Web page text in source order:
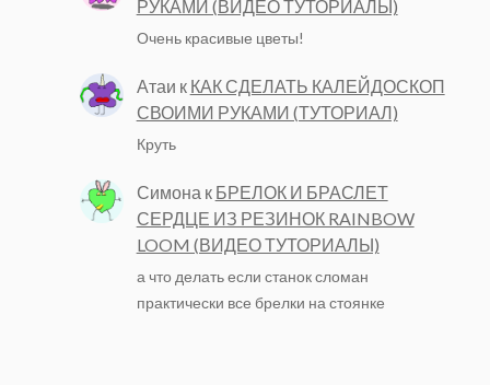
РУКАМИ (ВИДЕО ТУТОРИАЛЫ)
Очень красивые цветы!
Атаи к КАК СДЕЛАТЬ КАЛЕЙДОСКОП
СВОИМИ РУКАМИ (ТУТОРИАЛ)
Круть
Симона к БРЕЛОК И БРАСЛЕТ
СЕРДЦЕ ИЗ РЕЗИНОК RAINBOW
LOOM (ВИДЕО ТУТОРИАЛЫ)
а что делать если станок сломан
практически все брелки на стоянке